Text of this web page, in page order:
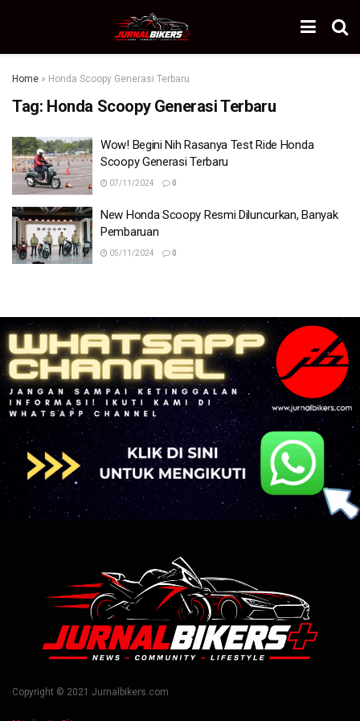
Home » Honda Scoopy Generasi Terbaru
Tag: Honda Scoopy Generasi Terbaru
Wow! Begini Nih Rasanya Test Ride Honda
Scoopy Generasi Terbaru
07/11/2024 0
New Honda Scoopy Resmi Diluncurkan, Banyak
Pembaruan
05/11/2024 0
Copyright © 2021 Jurnalbikers.com